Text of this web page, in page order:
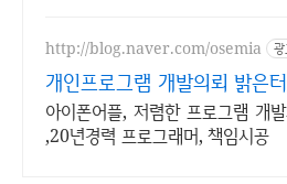
http://blog.naver.com/osemia 광
개인프로그램 개발의뢰 밝은터
아이폰어플, 저렴한 프로그램 개
,20년경력 프로그래머, 책임시공